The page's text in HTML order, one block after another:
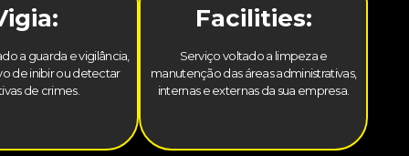
a guarda e vigilância,
de inibir ou detectar
de crimes.
Facilities:
Serviço voltado a limpeza e
manutenção das áreas administrativas,
internas e externas da sua empresa.